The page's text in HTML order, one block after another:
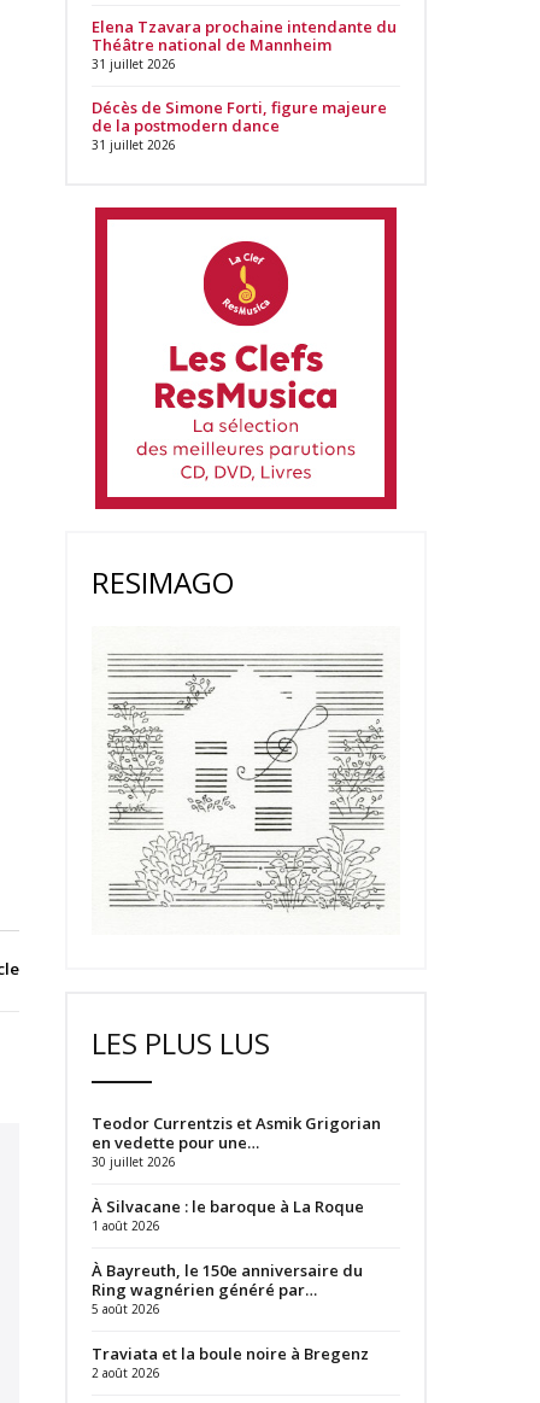
Elena Tzavara prochaine intendante du
Théâtre national de Mannheim
31 juillet 2026
Décès de Simone Forti, figure majeure
de la postmodern dance
31 juillet 2026
RESIMAGO
LES PLUS LUS
Teodor Currentzis et Asmik Grigorian
en vedette pour une…
30 juillet 2026
À Silvacane : le baroque à La Roque
1 août 2026
À Bayreuth, le 150e anniversaire du
Ring wagnérien généré par…
5 août 2026
Traviata et la boule noire à Bregenz
2 août 2026